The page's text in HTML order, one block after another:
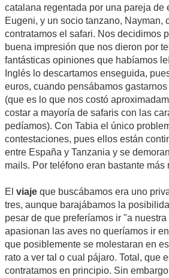
catalana regentada por una pareja de
Eugeni, y un socio tanzano, Nayman,
contratamos el safari. Nos decidimos
buena impresión que nos dieron por
fantásticas opiniones que habíamos
Inglés lo descartamos enseguida,
euros, cuando pensábamos
(que es lo que nos costó
costar a mayoría de safaris con las
pedíamos). Con Tabia el único
contestaciones, pues ellos están
entre España y Tanzania y se
mails. Por teléfono eran bastante más
El viaje que buscábamos era uno
tres, aunque barajábamos la
pesar de que preferíamos ir "a
apasionan las aves no queríamos ir
que posiblemente se molestaran en
rato a ver tal o cual pájaro. Total, que
contratamos en principio. Sin